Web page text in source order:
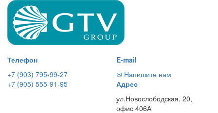
Телефон
+7 (903) 795-99-27
+7 (905) 555-91-95
E-mail
✉ Напишите нам
Адрес
ул.Новослободская, 20,
офис 406А